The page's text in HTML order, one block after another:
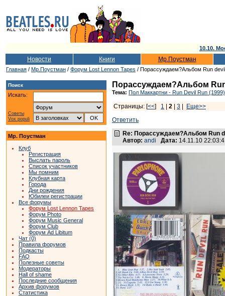
10.10.
Новости Книги Мр.Поустман
Главная / Мр.Поустман / Форум Lost Lennon Tapes / Порассуждаем?Альбом Run
Поиск
Искать:
Советы
Vox populi
Мр. Поустман
Клуб
Регистрация
Выслать пароль
Список участников
Мы помним
Клубная карта
Города
Дни рождения
Юбилеи регистрации
Все форумы
Форум Lost Lennon Tapes
Форум Photo
Форум Music General
Форум Club
Форум Ad Libitum
Чат (0)
Правила форумов
Подкасты
FAQ
Полезные советы
Модераторы
Hall of shame
Последние сообщения
Архив форумов
Статистика
Порассуждаем?Альбом
Тема: Пол Маккартни - Run Devil Run (1999)
Страницы: [<<] 1 2 3
Еще>>
Ответить
Re: Порассуждаем?Альбом Run
Автор: andi Дата: 14.11.10